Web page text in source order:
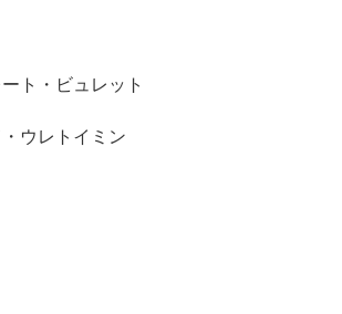
・ビュレット
レトイミン